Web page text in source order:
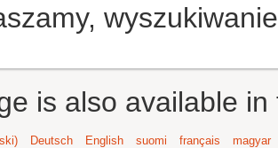
is also available
Deutsch English suomi français
magyar